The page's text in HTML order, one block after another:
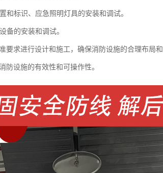
和标识、应急照明灯具的安装和调试。
备的安装和调试。
要求进行设计和施工，确保消防设施的合理布局
防设施的有效性和可操作性。